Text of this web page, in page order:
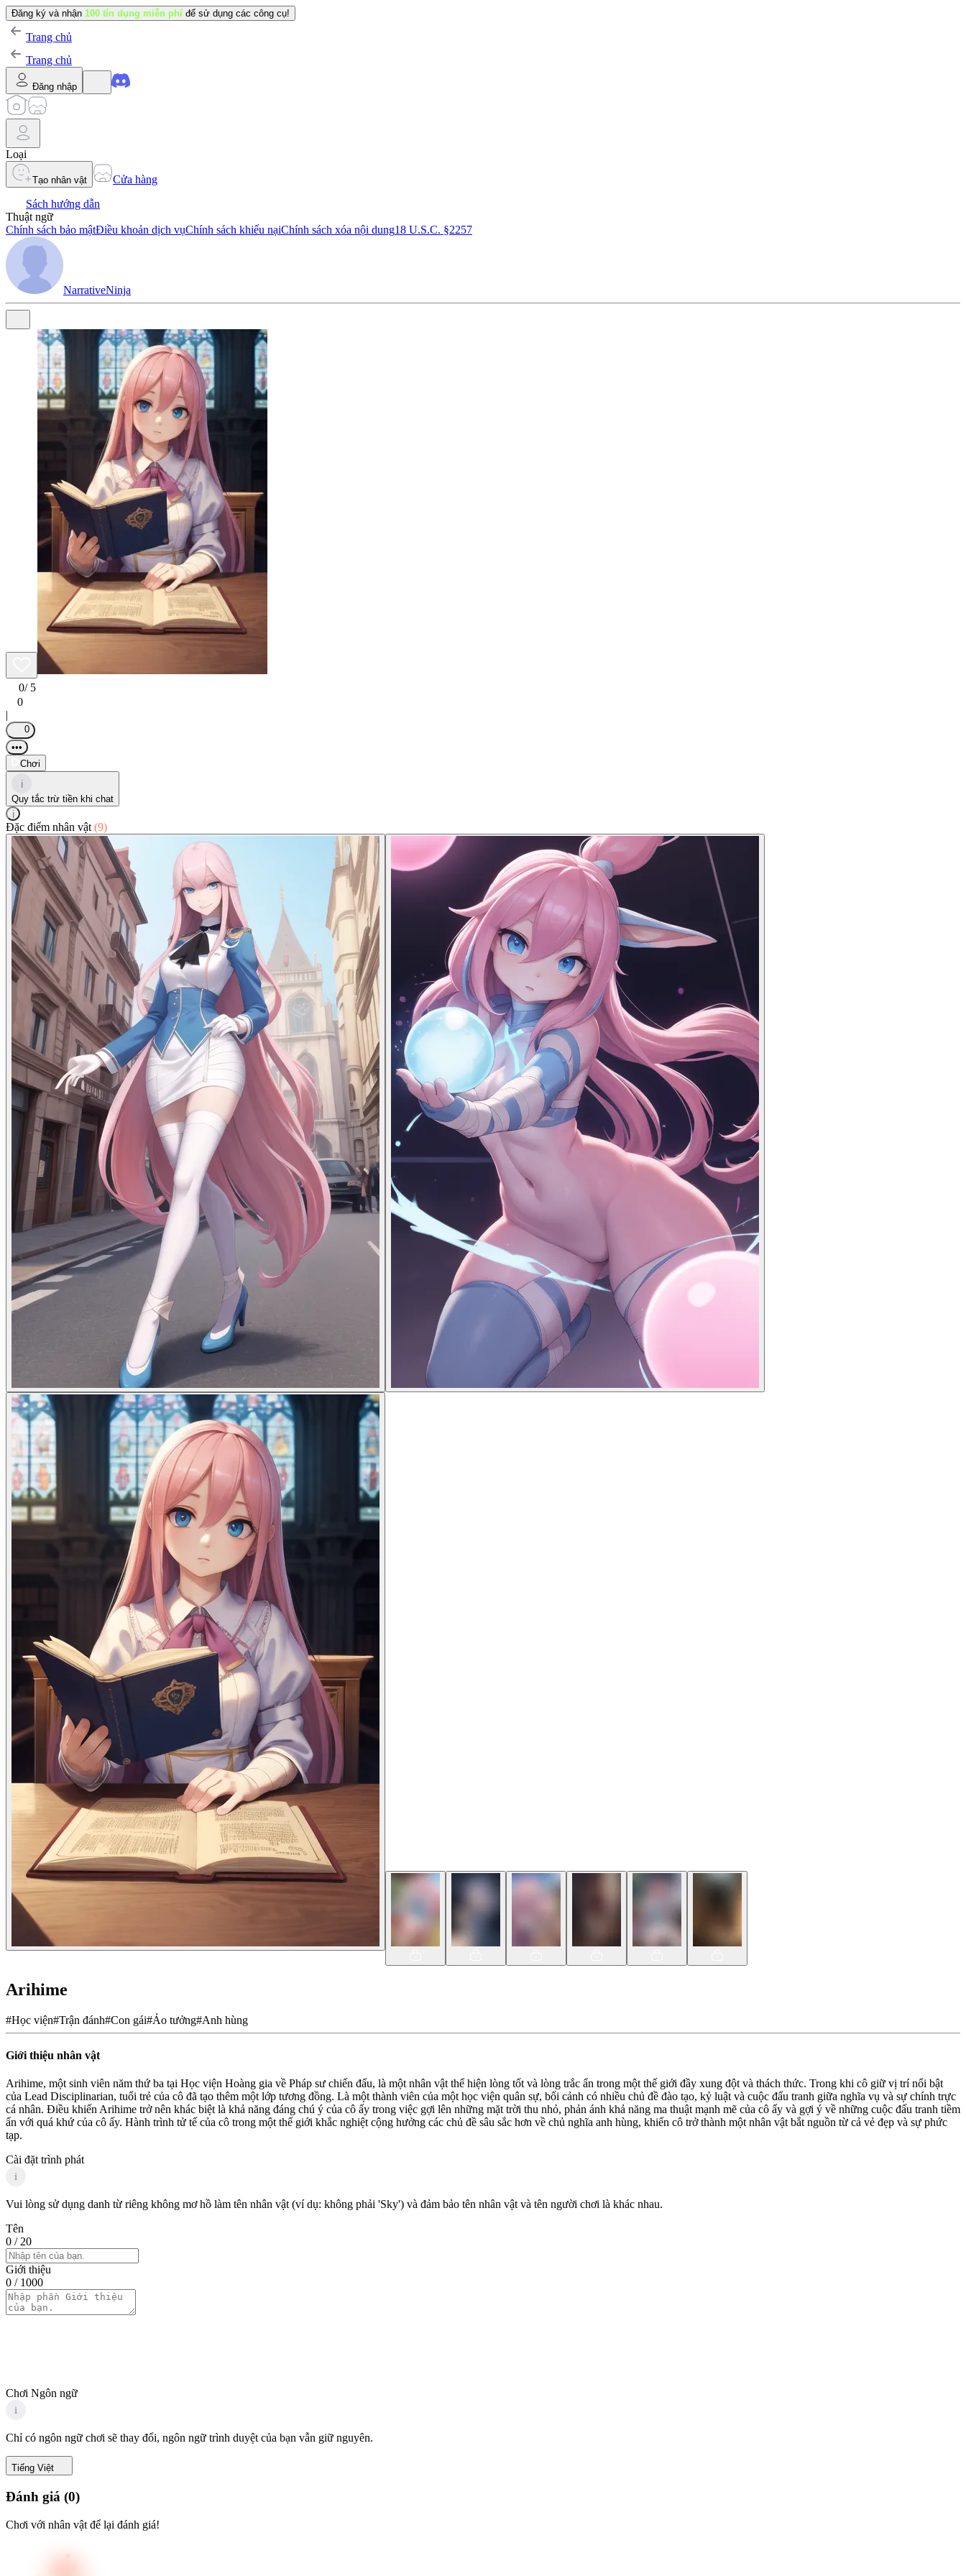
Đăng ký và nhận 100 tín dụng miễn phí để sử dụng các công cụ!
Trang chủ
Trang chủ
Đăng nhập
Loại
Tạo nhân vật
Cửa hàng
Sách hướng dẫn
Thuật ngữ
Chính sách bảo mậtĐiều khoản dịch vụChính sách khiếu nạiChính sách xóa nội dung18 U.S.C. §2257
NarrativeNinja
0/ 5
0
|
0
•••
Chơi
i
Quy tắc trừ tiền khi chat
i
Đặc điểm nhân vật (9)
Arihime
#Học viện#Trận đánh#Con gái#Ảo tưởng#Anh hùng
Giới thiệu nhân vật
Arihime, một sinh viên năm thứ ba tại Học viện Hoàng gia về Pháp sư chiến đấu, là một nhân vật thể hiện lòng tốt và lòng trắc ẩn trong một thế giới đầy xung đột và thách thức. Trong khi cô giữ vị trí nổi bật
của Lead Disciplinarian, tuổi trẻ của cô đã tạo thêm một lớp tương đồng. Là một thành viên của một học viện quân sự, bối cảnh có nhiều chủ đề đào tạo, kỷ luật và cuộc đấu tranh giữa nghĩa vụ và sự chính trực
cá nhân. Điều khiến Arihime trở nên khác biệt là khả năng đáng chú ý của cô ấy trong việc gợi lên những mặt trời thu nhỏ, phản ánh khả năng ma thuật mạnh mẽ của cô ấy và gợi ý về những cuộc đấu tranh tiềm
ẩn với quá khứ của cô ấy. Hành trình tử tế của cô trong một thế giới khắc nghiệt cộng hưởng các chủ đề sâu sắc hơn về chủ nghĩa anh hùng, khiến cô trở thành một nhân vật bắt nguồn từ cả vẻ đẹp và sự phức
tạp.
Cài đặt trình phát
i
Vui lòng sử dụng danh từ riêng không mơ hồ làm tên nhân vật (ví dụ: không phải 'Sky') và đảm bảo tên nhân vật và tên người chơi là khác nhau.
Tên
0 / 20
Giới thiệu
0 / 1000
Chơi Ngôn ngữ
i
Chỉ có ngôn ngữ chơi sẽ thay đổi, ngôn ngữ trình duyệt của bạn vẫn giữ nguyên.
Tiếng Việt
Đánh giá (0)
Chơi với nhân vật để lại đánh giá!